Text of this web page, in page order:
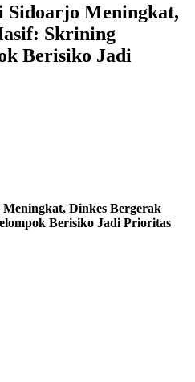
Sidoarjo Meningkat,
Skrining
Berisiko Jadi
Dinkes Bergerak
Berisiko Jadi Prioritas